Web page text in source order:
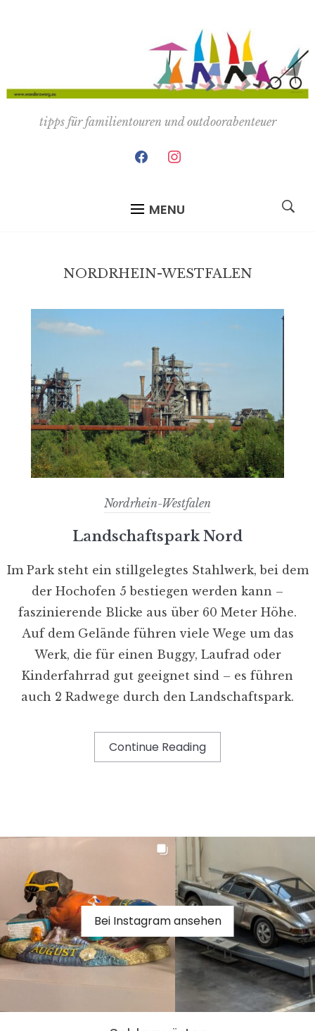
tipps für familientouren und outdoorabenteuer
facebookinstagram
MENU
NORDRHEIN-WESTFALEN
Nordrhein-Westfalen
Landschaftspark Nord
Im Park steht ein stillgelegtes Stahlwerk, bei dem
der Hochofen 5 bestiegen werden kann –
faszinierende Blicke aus über 60 Meter Höhe.
Auf dem Gelände führen viele Wege um das
Werk, die für einen Buggy, Laufrad oder
Kinderfahrrad gut geeignet sind – es führen
auch 2 Radwege durch den Landschaftspark.
Continue Reading
Bei Instagram ansehen